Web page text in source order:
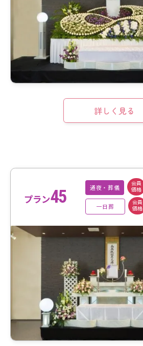
詳しく見る
プラン45 通夜・葬儀
会員
価格
一日葬
会員
価格